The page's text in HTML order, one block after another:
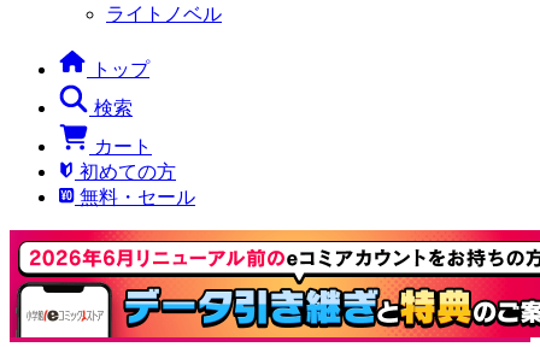
ライトノベル
トップ
検索
カート
初めての方
無料・セール